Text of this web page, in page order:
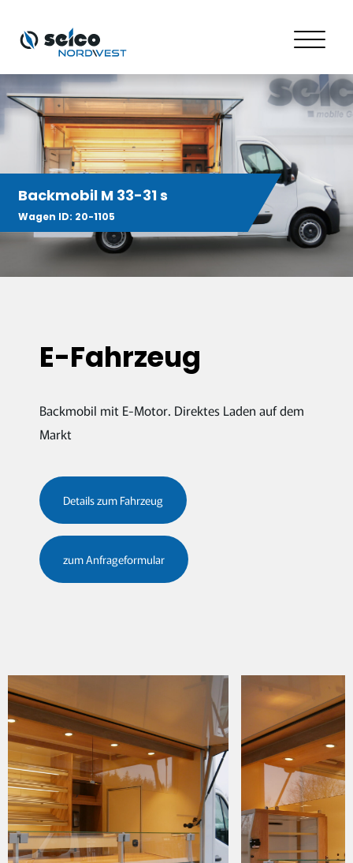
E-Fahrzeug
Backmobil mit E-Motor. Direktes Laden auf dem
Markt
Details zum Fahrzeug
zum Anfrageformular
Backmobil M 33-31 s
Wagen ID: 20-1105